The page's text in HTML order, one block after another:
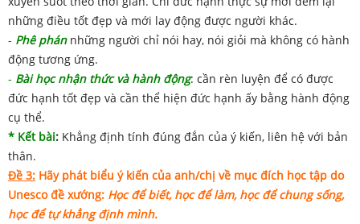
những điều tốt đẹp và mới lay động được người khác.
- Phê phánnhững người chỉ nói hay, nói giỏi mà không có hành
động tương ứng.
- Bài học nhận thức và hành động: cần rèn luyện để có được
đức hạnh tốt đẹp và cần thể hiện đức hạnh ấy bằng hành động
cụ thể.
* Kết bài: Khẳng định tính đúng đắn của ý kiến, liên hệ với bản
thân.
Đề 3: Hãy phát biểu ý kiến của anh/chị về mục đích học tập do
Unesco đề xướng: Học để biết, học để làm, học để chung sống,
học để tự khẳng định mình.